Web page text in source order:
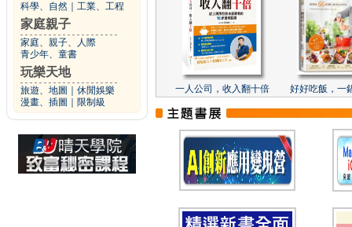
科學、自然 工業、工程
家庭親子
家庭、親子、人際
青少年、童書
玩樂天地
旅遊、地圖
休閒娛樂
漫畫、插圖
限制級
一人公司，收入翻十倍 好好吃飯，一